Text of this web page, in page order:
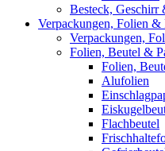
Besteck, Geschirr
Verpackungen, Folien &
Verpackungen,
Folien, Beutel &
Folien,
Alufolien
Flachbeutel